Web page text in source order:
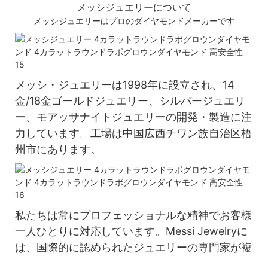
メッシジュエリーについて
メッシジュエリーはプロのダイヤモンドメーカーです
メッシ・ジュエリーは1998年に設立され、14
金/18金ゴールドジュエリー、シルバージュエリ
ー、モアッサナイトジュエリーの開発・製造に注
力しています。工場は中国広西チワン族自治区梧
州市にあります。
私たちは常にプロフェッショナルな精神でお客様
一人ひとりに対応しています。Messi Jewelryに
は、国際的に認められたジュエリーの専門家が複